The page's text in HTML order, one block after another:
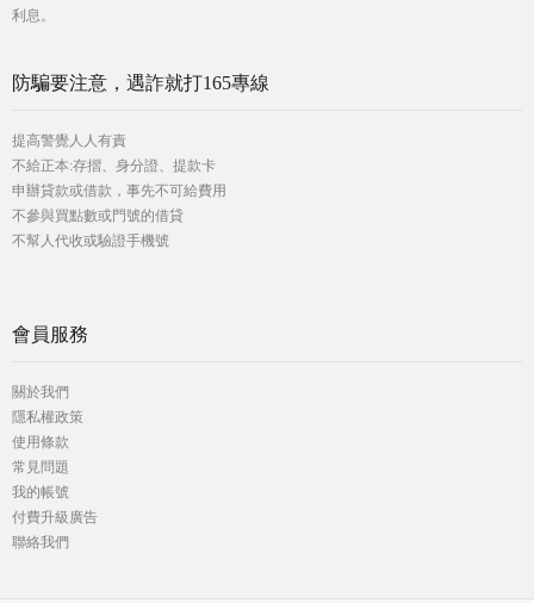
利息。
防騙要注意，遇詐就打165專線
提高警覺人人有責
不給正本:存摺、身分證、提款卡
申辦貸款或借款，事先不可給費用
不參與買點數或門號的借貸
不幫人代收或驗證手機號
會員服務
關於我們
隱私權政策
使用條款
常見問題
我的帳號
付費升級廣告
聯絡我們